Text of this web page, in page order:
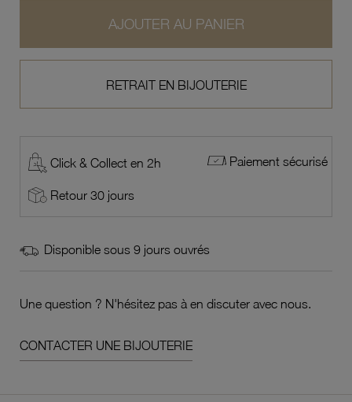
AJOUTER AU PANIER
RETRAIT EN BIJOUTERIE
Click & Collect en 2h Paiement sécurisé
Retour 30 jours
Disponible sous 9 jours ouvrés
Une question ? N'hésitez pas à en discuter avec nous.
CONTACTER UNE BIJOUTERIE